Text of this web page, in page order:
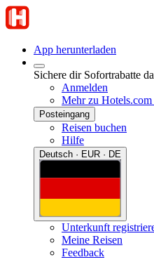
App herunterladen
Sichere dir Sofortrabatte
Anmelden
Mehr zu
Posteingang
Reisen buchen
Hilfe
Deutsch · EUR · DE
Unterkunft
Meine Reisen
Feedback